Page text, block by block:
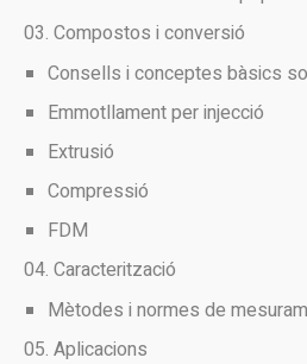
Compostos i conversió
Consells i conceptes bàsics
Emmotllament per injecció
Extrusió
Compressió
FDM
Caracterització
Mètodes i normes de
Aplicacions